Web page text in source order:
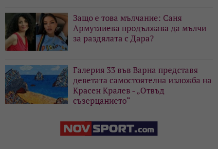
Защо е това мълчание: Саня
Армутлиева продължава да мълчи
за раздялата с Дара?
Галерия 33 във Варна представя
деветата самостоятелна изложба на
Красен Кралев - „Отвъд
съзерцанието“